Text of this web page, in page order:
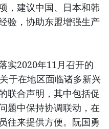
，建议中国、日本和韩
验，协助东盟增强生产
实2020年11月召开的
于在地区面临诸多新兴
联合声明，其中包括促
题中保持协调联动，在
往来提供方便。阮国勇